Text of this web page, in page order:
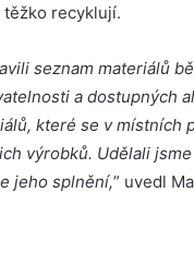
recyklují.
seznam materiálů
a dostupných
které se v místních
výrobků. Udělali
jeho splnění,” uvedl